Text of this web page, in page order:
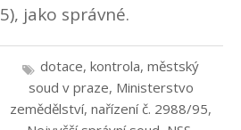
jako správné.
dotace, kontrola, městský
soud v praze, Ministerstvo
zemědělství, nařízení č. 2988/95,